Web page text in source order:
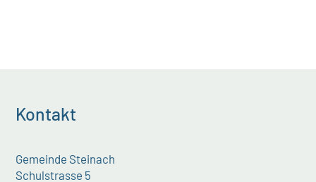
Kontakt
Gemeinde Steinach
Schulstrasse 5